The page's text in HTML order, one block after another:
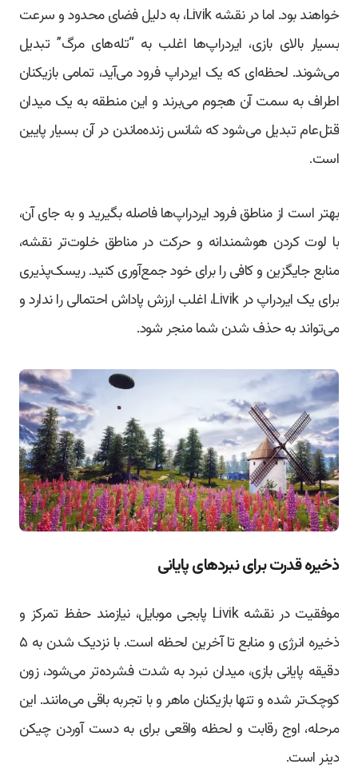
خواهند بود. اما در نقشه Livik، به دلیل فضای محدود و سرعت
بسیار بالای بازی، ایردراپ‌ها اغلب به “تله‌های مرگ” تبدیل
می‌شوند. لحظه‌ای که یک ایردراپ فرود می‌آید، تمامی بازیکنان
اطراف به سمت آن هجوم می‌برند و این منطقه به یک میدان
قتل‌عام تبدیل می‌شود که شانس زنده‌ماندن در آن بسیار پایین
است.
بهتر است از مناطق فرود ایردراپ‌ها فاصله بگیرید و به جای آن،
با لوت کردن هوشمندانه و حرکت در مناطق خلوت‌تر نقشه،
منابع جایگزین و کافی را برای خود جمع‌آوری کنید. ریسک‌پذیری
برای یک ایردراپ در Livik، اغلب ارزش پاداش احتمالی را ندارد و
می‌تواند به حذف شدن شما منجر شود.
ذخیره قدرت برای نبردهای پایانی
موفقیت در نقشه Livik پابجی موبایل، نیازمند حفظ تمرکز و
ذخیره انرژی و منابع تا آخرین لحظه است. با نزدیک شدن به ۵
دقیقه پایانی بازی، میدان نبرد به شدت فشرده‌تر می‌شود، زون
کوچک‌تر شده و تنها بازیکنان ماهر و با تجربه باقی می‌مانند. این
مرحله، اوج رقابت و لحظه واقعی برای به دست آوردن چیکن
دینر است.